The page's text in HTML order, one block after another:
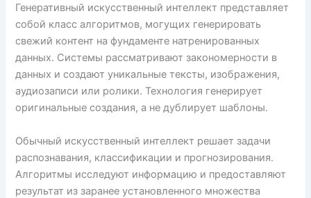
Генеративный искусственный интеллект представляет
собой класс алгоритмов, могущих генерировать
свежий контент на фундаменте натренированных
данных. Системы рассматривают закономерности в
данных и создают уникальные тексты, изображения,
аудиозаписи или ролики. Технология генерирует
оригинальные создания, а не дублирует шаблоны.
Обычный искусственный интеллект решает задачи
распознавания, классификации и прогнозирования.
Алгоритмы исследуют информацию и предоставляют
результат из заранее установленного множества